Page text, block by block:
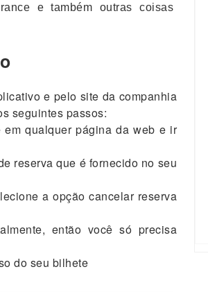
e também outras coisas
e pelo site da companhia
seguintes passos:
qualquer página da web e ir
reserva que é fornecido no seu
a opção cancelar reserva
então você só precisa
do seu bilhete